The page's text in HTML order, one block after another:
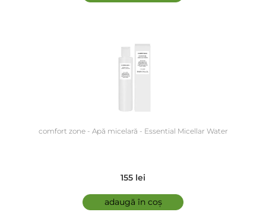
comfort zone - Apă micelară - Essential Micellar Water
155 lei
adaugă în coș